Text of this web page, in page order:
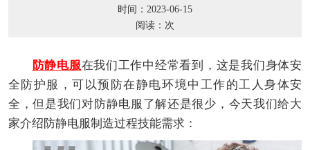
时间：2023-06-15
阅读： 次
防静电服在我们工作中经常看到，这是我们身体安
全防护服，可以预防在静电环境中工作的工人身体安
全，但是我们对防静电服了解还是很少，今天我们给大
家介绍防静电服制造过程技能需求：